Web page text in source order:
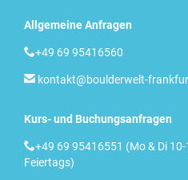
Allgemeine Anfragen
+49 69 95416560
 kontakt@boulderwelt-
Kurs- und Buchungsanfragen
+49 69 95416551 (Mo & Di
Feiertags)